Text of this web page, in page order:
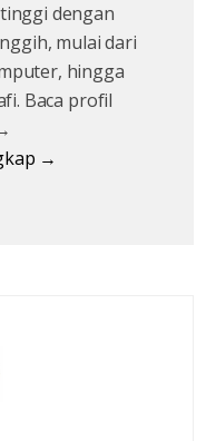
dengan
mulai dari
hingga
Baca profil
→